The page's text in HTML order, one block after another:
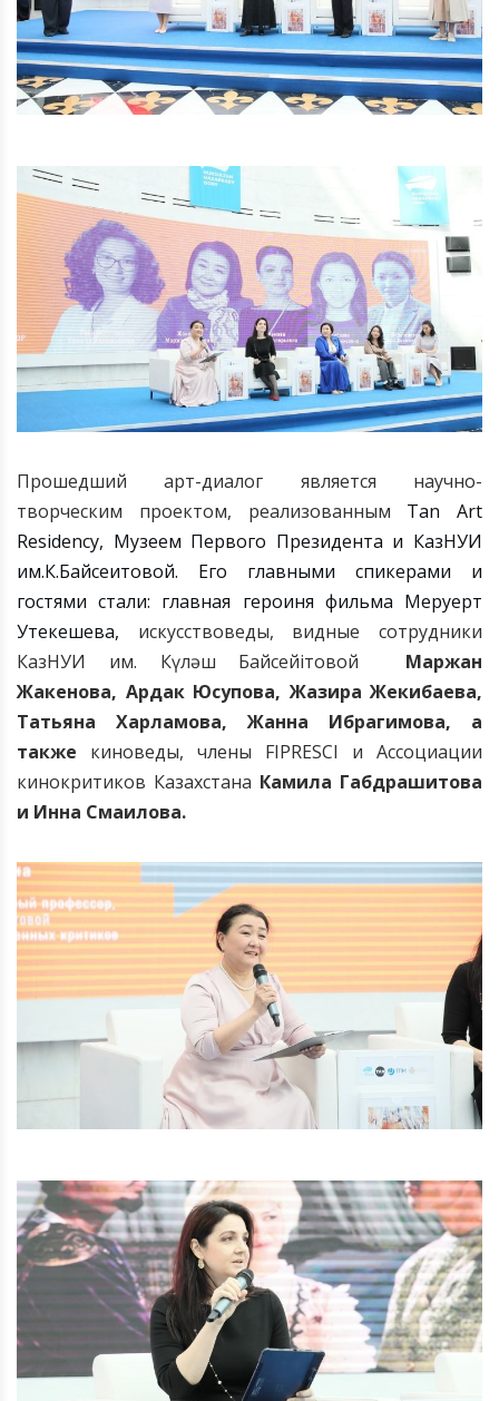
Прошедший арт-диалог является научно-
творческим проектом, реализованным Tan Art
Residency, Музеем Первого Президента и КазНУИ
им.К.Байсеитовой. Его главными спикерами и
гостями стали: главная героиня фильма Меруерт
Утекешева, искусствоведы, видные сотрудники
КазНУИ им. Күләш Байсейітовой
Маржан
Жакенова, Ардак Юсупова, Жазира Жекибаева,
Татьяна Харламова, Жанна Ибрагимова, а
также киноведы, члены FIPRESCI
и Ассоциации
кинокритиков Казахстана Камила Габдрашитова
и Инна Смаилова.